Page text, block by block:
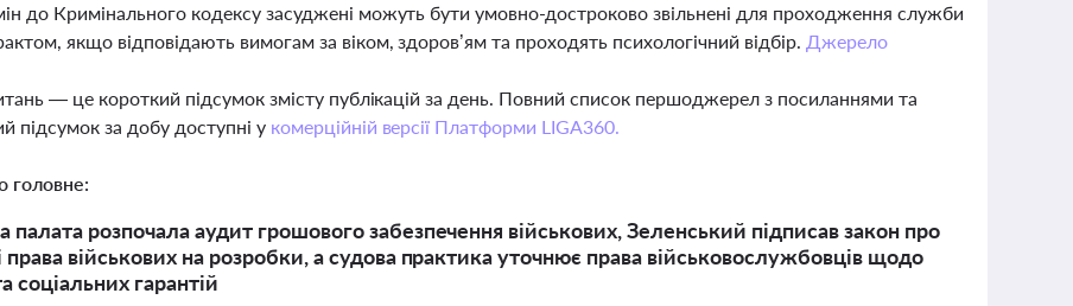
до Кримінального кодексу засуджені можуть бути умовно-достроково звільнені для проходження служби
якщо відповідають вимогам за віком, здоров’ям та проходять психологічний відбір. Джерело
— це короткий підсумок змісту публікацій за день. Повний список першоджерел з посиланнями та
підсумок за добу доступні у комерційній версії Платформи LIGA360.
головне:
палата розпочала аудит грошового забезпечення військових, Зеленський підписав закон про
права військових на розробки, а судова практика уточнює права військовослужбовців щодо
соціальних гарантій